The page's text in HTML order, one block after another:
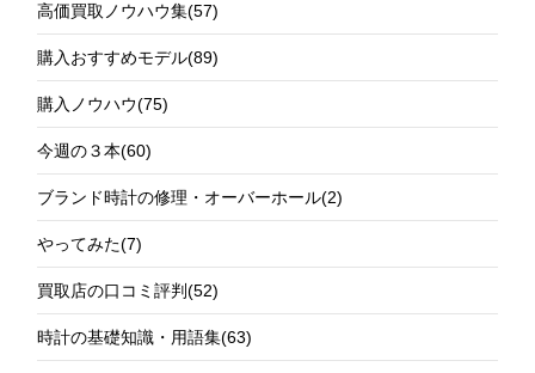
高価買取ノウハウ集(57)
購入おすすめモデル(89)
購入ノウハウ(75)
今週の３本(60)
ブランド時計の修理・オーバーホール(2)
やってみた(7)
買取店の口コミ評判(52)
時計の基礎知識・用語集(63)